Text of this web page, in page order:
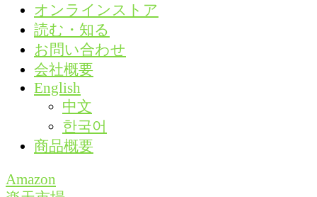
オンラインストア
読む・知る
お問い合わせ
会社概要
English
中文
한국어
商品概要
Amazon